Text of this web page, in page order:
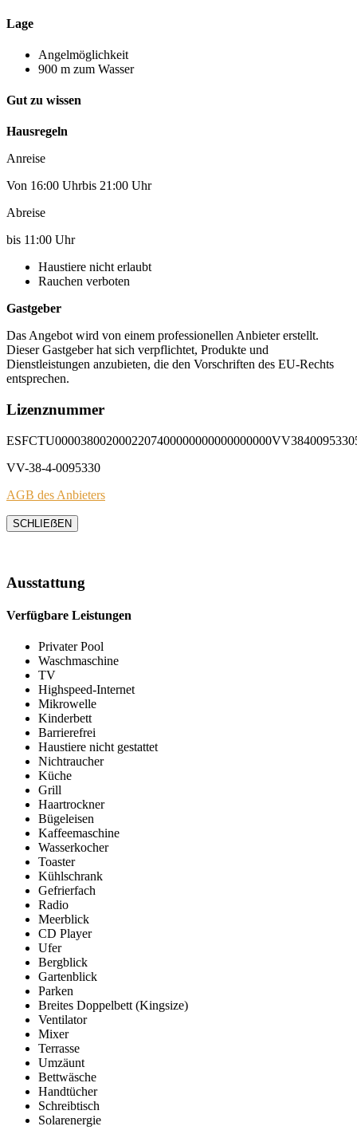
Lage
Angelmöglichkeit
900 m zum Wasser
Gut zu wissen
Hausregeln
Anreise
Von 16:00 Uhrbis 21:00 Uhr
Abreise
bis 11:00 Uhr
Haustiere nicht erlaubt
Rauchen verboten
Gastgeber
Das Angebot wird von einem professionellen Anbieter erstellt.
Dieser Gastgeber hat sich verpflichtet, Produkte und
Dienstleistungen anzubieten, die den Vorschriften des EU-Rechts
entsprechen.
Lizenznummer
VV-38-4-0095330
AGB des Anbieters
SCHLIEẞEN
Ausstattung
Verfügbare Leistungen
Privater Pool
Waschmaschine
TV
Highspeed-Internet
Mikrowelle
Kinderbett
Barrierefrei
Haustiere nicht gestattet
Nichtraucher
Küche
Grill
Haartrockner
Bügeleisen
Kaffeemaschine
Wasserkocher
Toaster
Kühlschrank
Gefrierfach
Radio
Meerblick
CD Player
Ufer
Bergblick
Gartenblick
Parken
Breites Doppelbett (Kingsize)
Ventilator
Mixer
Terrasse
Umzäunt
Bettwäsche
Handtücher
Schreibtisch
Solarenergie